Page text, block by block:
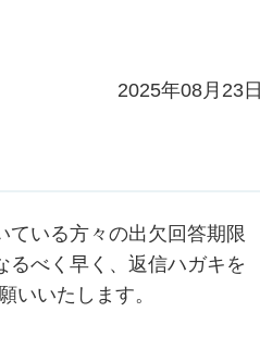
2025年08月23日
ている方々の出欠回答期限
るべく早く、返信ハガキを
いいたします。